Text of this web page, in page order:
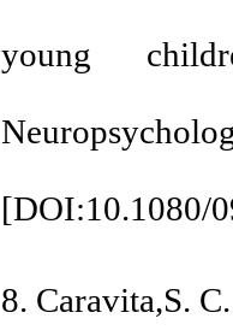
young
[DOI:10.1080/
8. Caravita,S.